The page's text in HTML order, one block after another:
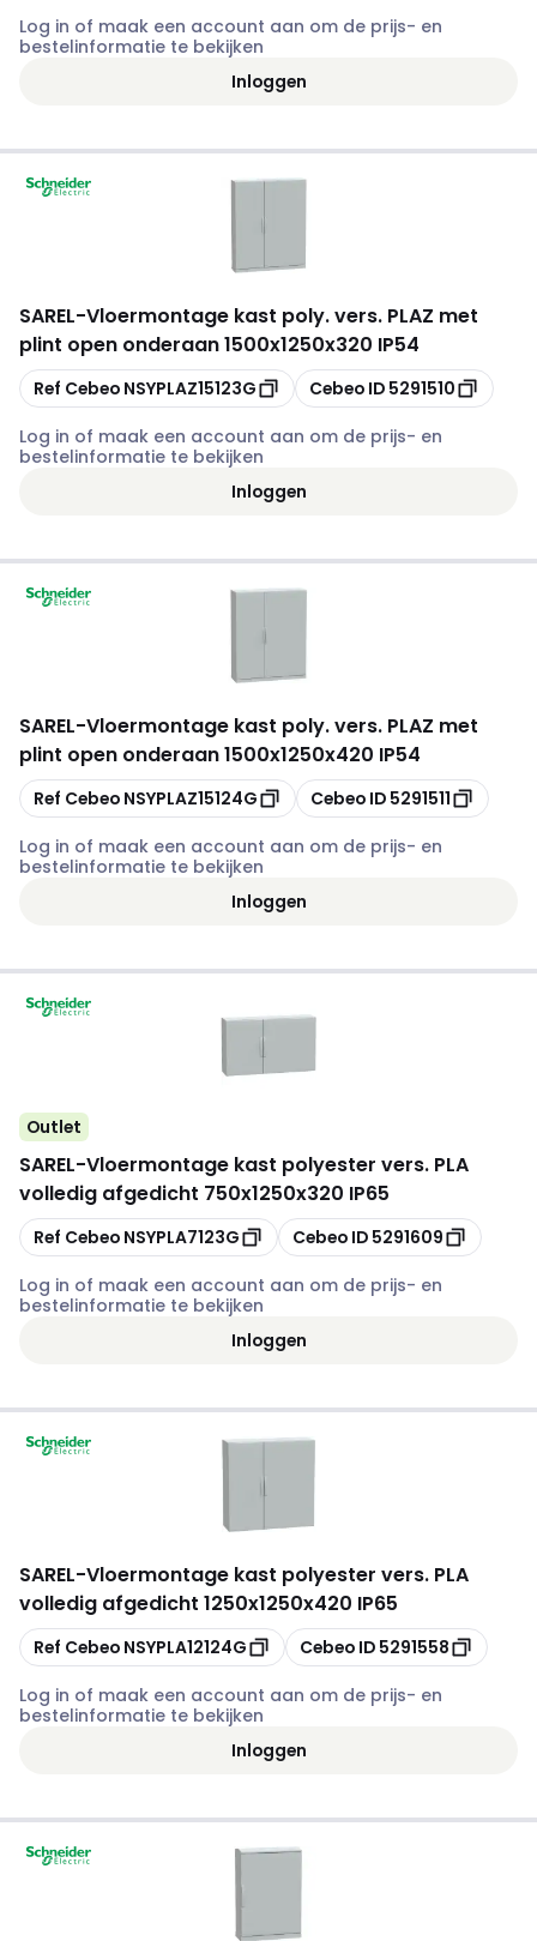
Log in of maak een account aan om de prijs- en
bestelinformatie te bekijken
Inloggen
SAREL-Vloermontage kast poly. vers. PLAZ met
plint open onderaan 1500x1250x320 IP54
Kopiëren
Ref Cebeo NSYPLAZ15123G Kopiëren
Cebeo ID 5291510
Log in of maak een account aan om de prijs- en
bestelinformatie te bekijken
Inloggen
SAREL-Vloermontage kast poly. vers. PLAZ met
plint open onderaan 1500x1250x420 IP54
Kopiëren
Ref Cebeo NSYPLAZ15124G Kopiëren
Cebeo ID 5291511
Log in of maak een account aan om de prijs- en
bestelinformatie te bekijken
Inloggen
Outlet
SAREL-Vloermontage kast polyester vers. PLA
volledig afgedicht 750x1250x320 IP65
Kopiëren
Ref Cebeo NSYPLA7123G Kopiëren
Cebeo ID 5291609
Log in of maak een account aan om de prijs- en
bestelinformatie te bekijken
Inloggen
SAREL-Vloermontage kast polyester vers. PLA
volledig afgedicht 1250x1250x420 IP65
Kopiëren
Ref Cebeo NSYPLA12124G Kopiëren
Cebeo ID 5291558
Log in of maak een account aan om de prijs- en
bestelinformatie te bekijken
Inloggen